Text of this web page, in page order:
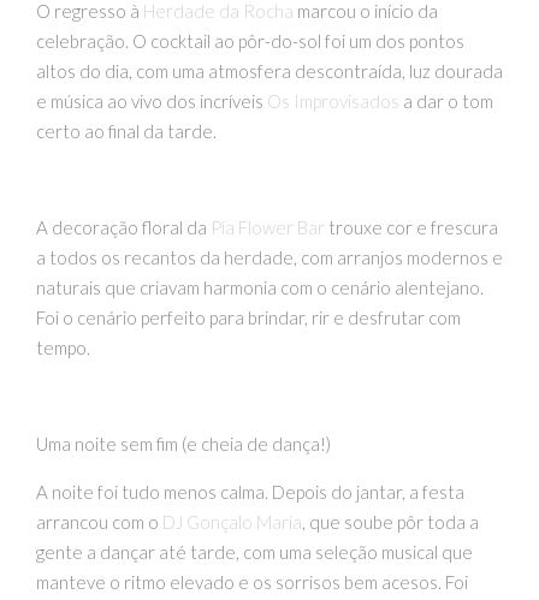
O regresso à Herdade da Rocha marcou o início da
celebração. O cocktail ao pôr-do-sol foi um dos pontos
altos do dia, com uma atmosfera descontraída, luz dourada
e música ao vivo dos incríveis Os Improvisados a dar o tom
certo ao final da tarde.
A decoração floral da Pia Flower Bar trouxe cor e frescura
a todos os recantos da herdade, com arranjos modernos e
naturais que criavam harmonia com o cenário alentejano.
Foi o cenário perfeito para brindar, rir e desfrutar com
tempo.
Uma noite sem fim (e cheia de dança!)
A noite foi tudo menos calma. Depois do jantar, a festa
arrancou com o DJ Gonçalo Maria, que soube pôr toda a
gente a dançar até tarde, com uma seleção musical que
manteve o ritmo elevado e os sorrisos bem acesos. Foi